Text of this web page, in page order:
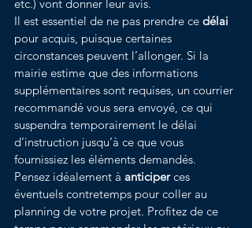
etc.) vont donner leur avis.
Il est essentiel de ne pas prendre ce délai
pour acquis, puisque certaines
circonstances peuvent l’allonger. Si la
mairie estime que des informations
supplémentaires sont requises, un courrier
recommandé vous sera envoyé, ce qui
suspendra temporairement le délai
d’instruction jusqu’à ce que vous
fournissiez les éléments demandés.
Pensez idéalement à anticiper ces
éventuels contretemps pour coller au
planning de votre projet. Profitez de ce